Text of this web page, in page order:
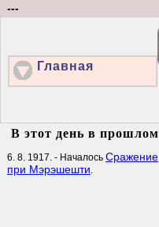
---
Главная
В этот день в прошлом
6. 8. 1917. - Началось Сражение
при Мэрэшешти.